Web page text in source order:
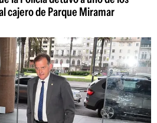
cajero de Parque Miramar